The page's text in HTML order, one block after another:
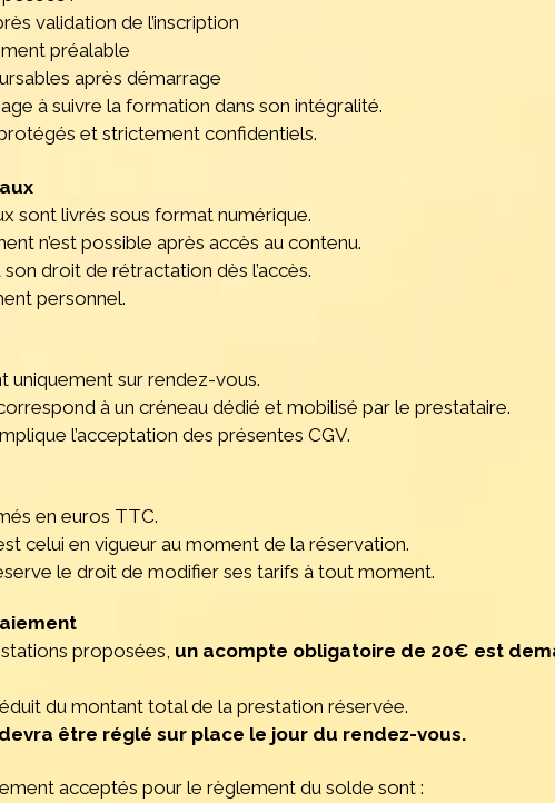
validation de l’inscription
préalable
après démarrage
à suivre la formation dans son intégralité.
et strictement confidentiels.
sont livrés sous format numérique.
n’est possible après accès au contenu.
droit de rétractation dès l’accès.
personnel.
uniquement sur rendez-vous.
à un créneau dédié et mobilisé par le prestataire.
l’acceptation des présentes CGV.
en euros TTC.
celui en vigueur au moment de la réservation.
le droit de modifier ses tarifs à tout moment.
proposées, un acompte obligatoire de 20€ est
du montant total de la prestation réservée.
être réglé sur place le jour du rendez-vous.
acceptés pour le règlement du solde sont :